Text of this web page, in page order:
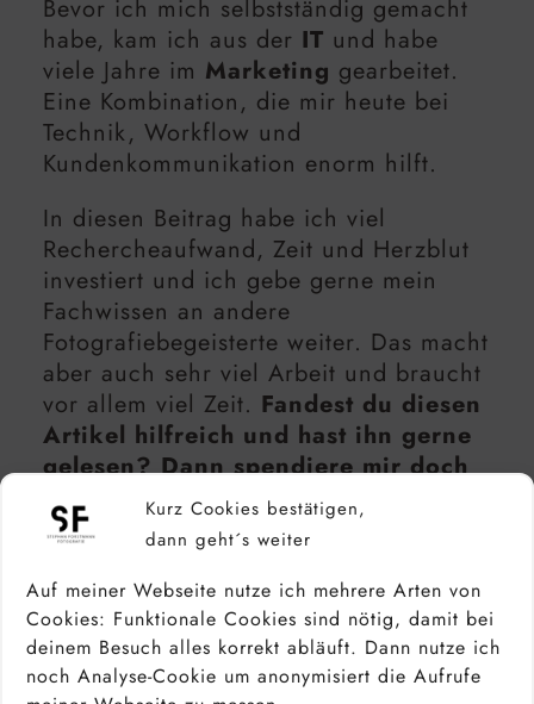
Kurz Cookies bestätigen,
dann geht´s weiter
Auf meiner Webseite nutze ich mehrere Arten von
Cookies: Funktionale Cookies sind nötig, damit bei
deinem Besuch alles korrekt abläuft. Dann nutze ich
noch Analyse-Cookie um anonymisiert die Aufrufe
Bevor ich mich selbstständig gemacht
habe, kam ich aus der IT und habe
viele Jahre im Marketing gearbeitet.
Eine Kombination, die mir heute bei
Technik, Workflow und
Kundenkommunikation enorm hilft.
In diesen Beitrag habe ich viel
Rechercheaufwand, Zeit und Herzblut
investiert und ich gebe gerne mein
Fachwissen an andere
Fotografiebegeisterte weiter. Das macht
aber auch sehr viel Arbeit und braucht
vor allem viel Zeit. Fandest du diesen
Artikel hilfreich und hast ihn gerne
gelesen? Dann spendiere mir doch
einen Kaffee für meine Mühe! Damit
hilfst du mir und meiner Familie,
hier alles am Laufen zu halten.
Vielen Dank für deine
Unterstützung!